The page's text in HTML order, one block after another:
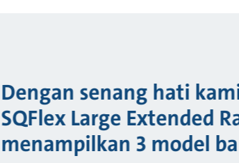
Dengan senang hati
SQFlex Large Extended
menampilkan 3 model